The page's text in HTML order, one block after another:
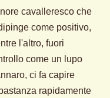
cavalleresco che
come positivo,
l'altro, fuori
come un lupo
ci fa capire
rapidamente